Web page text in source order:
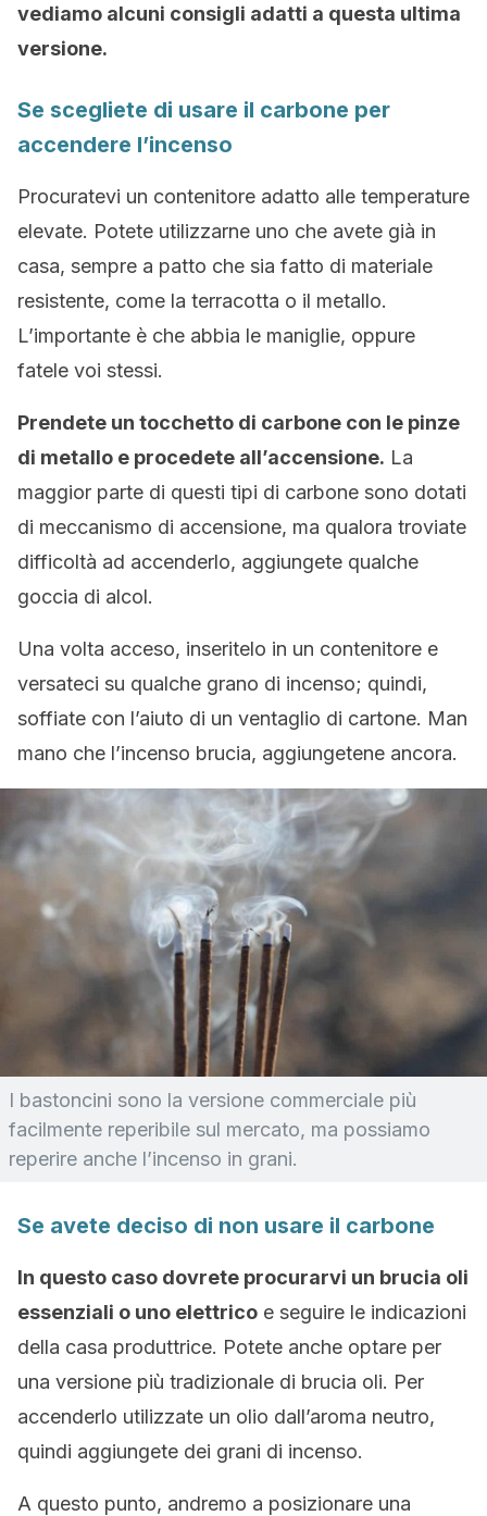
vediamo alcuni consigli adatti a questa ultima
versione.
Se scegliete di usare il carbone per
accendere l’incenso
Procuratevi un contenitore adatto alle temperature
elevate. Potete utilizzarne uno che avete già in
casa, sempre a patto che sia fatto di materiale
resistente, come la terracotta o il metallo.
L’importante è che abbia le maniglie, oppure
fatele voi stessi.
Prendete un tocchetto di carbone con le pinze
di metallo e procedete all’accensione. La
maggior parte di questi tipi di carbone sono dotati
di meccanismo di accensione, ma qualora troviate
difficoltà ad accenderlo, aggiungete qualche
goccia di alcol.
Una volta acceso, inseritelo in un contenitore e
versateci su qualche grano di incenso; quindi,
soffiate con l’aiuto di un ventaglio di cartone. Man
mano che l’incenso brucia, aggiungetene ancora.
I bastoncini sono la versione commerciale più
facilmente reperibile sul mercato, ma possiamo
reperire anche l’incenso in grani.
Se avete deciso di non usare il carbone
In questo caso dovrete procurarvi un brucia oli
essenziali o uno elettrico e seguire le indicazioni
della casa produttrice. Potete anche optare per
una versione più tradizionale di brucia oli. Per
accenderlo utilizzate un olio dall’aroma neutro,
quindi aggiungete dei grani di incenso.
A questo punto, andremo a posizionare una